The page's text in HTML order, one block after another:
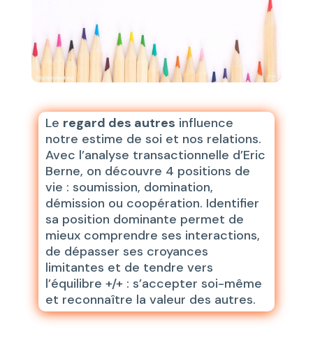
Le regard des autres influence
notre estime de soi et nos relations.
Avec l’analyse transactionnelle d’Eric
Berne, on découvre 4 positions de
vie : soumission, domination,
démission ou coopération. Identifier
sa position dominante permet de
mieux comprendre ses interactions,
de dépasser ses croyances
limitantes et de tendre vers
l’équilibre +/+ : s’accepter soi-même
et reconnaître la valeur des autres.